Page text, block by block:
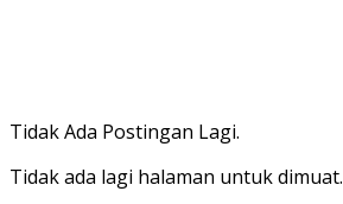
Tidak Ada Postingan Lagi.
Tidak ada lagi halaman untuk dimuat.